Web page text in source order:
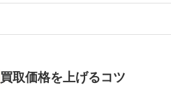
買取価格を上げるコツ